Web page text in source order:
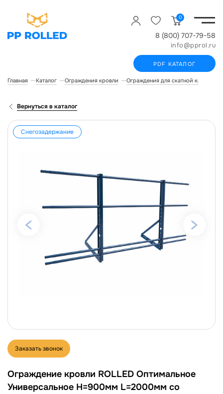
0
8 (800) 707-79-58
info@pprol.ru
PDF КАТАЛОГ
Главная Каталог Ограждения кровли Ограждения для скатной кровли
Вернуться в каталог
Снегозадержание
Заказать звонок
Ограждение кровли ROLLED Оптимальное
Универсальное H=900мм L=2000мм со